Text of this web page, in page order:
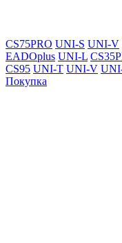
CS75PRO UNI-S UNI-V
EADOplus UNI-L
CS95 UNI-T UNI-V
Покупка